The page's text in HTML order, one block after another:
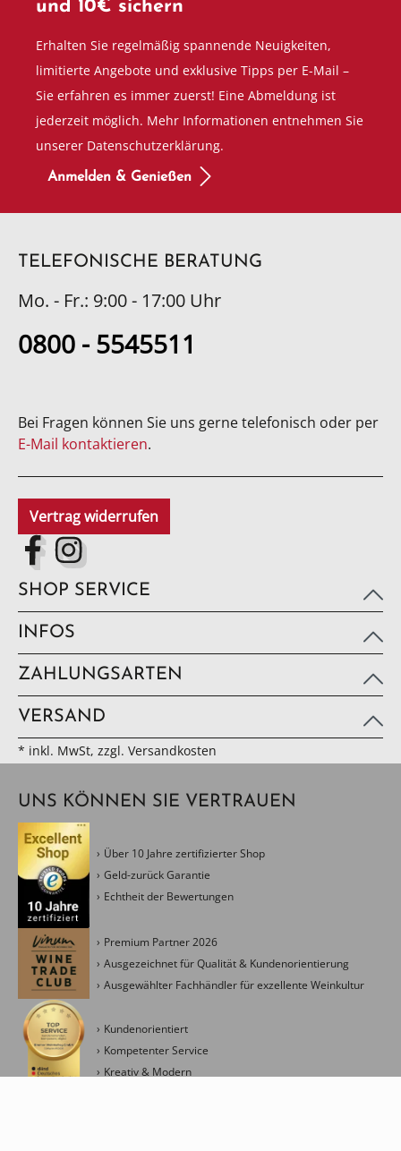
und 10€ sichern
Erhalten Sie regelmäßig spannende Neuigkeiten,
limitierte Angebote und exklusive Tipps per E-Mail –
Sie erfahren es immer zuerst! Eine Abmeldung ist
jederzeit möglich. Mehr Informationen entnehmen Sie
unserer Datenschutzerklärung.
Anmelden & Genießen
TELEFONISCHE BERATUNG
Mo. - Fr.: 9:00 - 17:00 Uhr
0800 - 5545511
Bei Fragen können Sie uns gerne telefonisch oder per
E-Mail kontaktieren.
Vertrag widerrufen
SHOP SERVICE
INFOS
ZAHLUNGSARTEN
VERSAND
* inkl. MwSt, zzgl. Versandkosten
UNS KÖNNEN SIE VERTRAUEN
Über 10 Jahre zertifizierter Shop
Geld-zurück Garantie
Echtheit der Bewertungen
Premium Partner 2026
Ausgezeichnet für Qualität & Kundenorientierung
Ausgewählter Fachhändler für exzellente Weinkultur
Kundenorientiert
Kompetenter Service
Kreativ & Modern